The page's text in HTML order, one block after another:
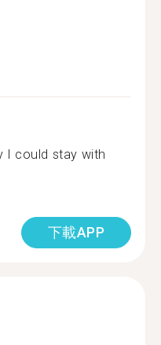
I could stay with
下載APP